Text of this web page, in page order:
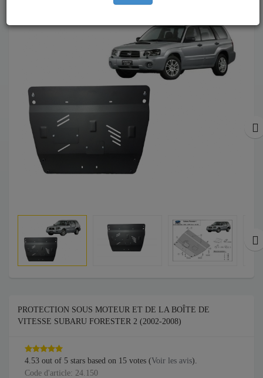
PROTECTION SOUS MOTEUR ET DE LA BOÎTE DE
VITESSE SUBARU FORESTER 2 (2002-2008)
4.53 out of 5 stars based on 15 votes (Voir les avis).
Code d'article: 24.150